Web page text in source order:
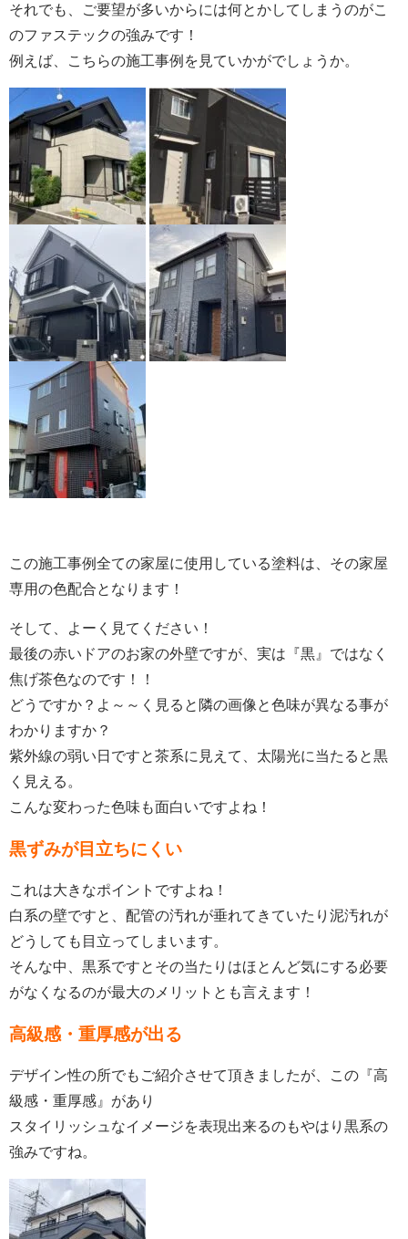
それでも、ご要望が多いからには何とかしてしまうのがこ
のファステックの強みです！
例えば、こちらの施工事例を見ていかがでしょうか。
この施工事例全ての家屋に使用している塗料は、その家屋
専用の色配合となります！
そして、よーく見てください！
最後の赤いドアのお家の外壁ですが、実は『黒』ではなく
焦げ茶色なのです！！
どうですか？よ～～く見ると隣の画像と色味が異なる事が
わかりますか？
紫外線の弱い日ですと茶系に見えて、太陽光に当たると黒
く見える。
こんな変わった色味も面白いですよね！
黒ずみが目立ちにくい
これは大きなポイントですよね！
白系の壁ですと、配管の汚れが垂れてきていたり泥汚れが
どうしても目立ってしまいます。
そんな中、黒系ですとその当たりはほとんど気にする必要
がなくなるのが最大のメリットとも言えます！
高級感・重厚感が出る
デザイン性の所でもご紹介させて頂きましたが、この『高
級感・重厚感』があり
スタイリッシュなイメージを表現出来るのもやはり黒系の
強みですね。